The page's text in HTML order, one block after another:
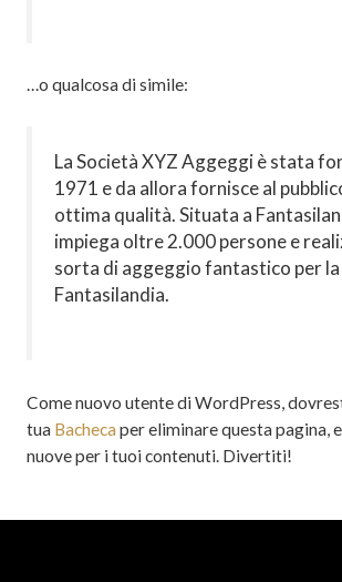
…o qualcosa di simile:
La Società XYZ Aggeggi è stata
1971 e da allora fornisce al
ottima qualità. Situata a
impiega oltre 2.000 persone e
sorta di aggeggio fantastico per
Fantasilandia.
Come nuovo utente di WordPress,
tua Bacheca per eliminare questa pagina,
nuove per i tuoi contenuti. Divertiti!